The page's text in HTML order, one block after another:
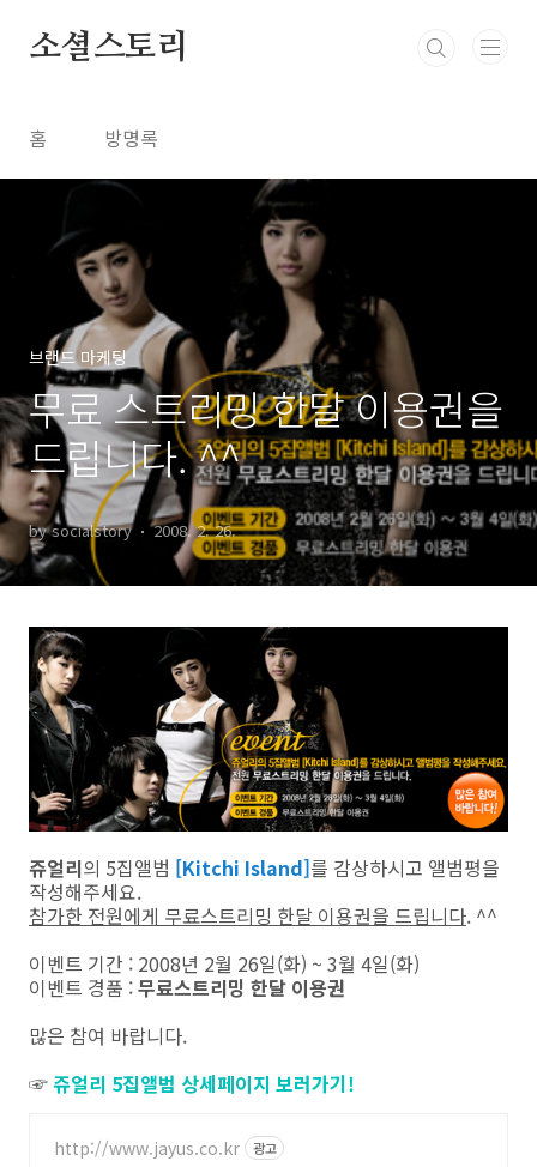
소셜스토리
홈 방명록
브랜드 마케팅
무료 스트리밍 한달 이용권을
드립니다. ^^
by socialstory 2008. 2. 26.
쥬얼리의 5집앨범 [Kitchi Island]를 감상하시고 앨범평을
작성해주세요.
참가한 전원에게 무료스트리밍 한달 이용권을 드립니다. ^^
이벤트 기간 : 2008년 2월 26일(화) ~ 3월 4일(화)
이벤트 경품 :무료스트리밍 한달 이용권
많은 참여 바랍니다.
☞쥬얼리 5집앨범 상세페이지 보러가기!
http://www.jayus.co.kr 광고